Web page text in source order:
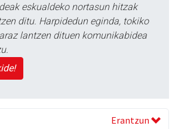
eskualdeko nortasun hitzak
ditu. Harpidedun eginda, tokiko
lantzen dituen komunikabidea
Erantzun